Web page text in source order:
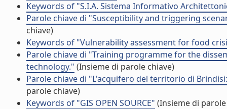
Keywords of "S.I.A. Sistema Informativo
Parole chiave di "Susceptibility and triggering
chiave)
Keywords of "Vulnerability assessment for food
Parole chiave di "Training programme for the
technology." (Insieme di parole chiave)
Parole chiave di "L'acquifero del territorio di
parole chiave)
Keywords of "GIS OPEN SOURCE" (Insieme di